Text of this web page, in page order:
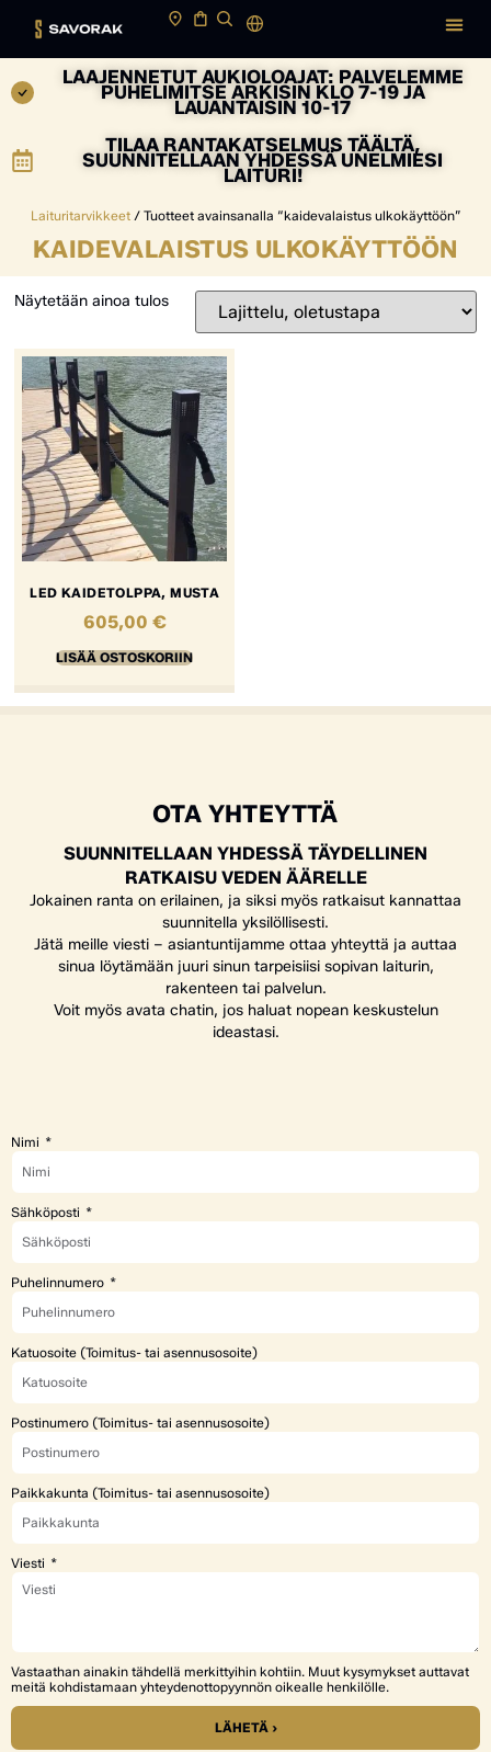
LAAJENNETUT AUKIOLOAJAT: PALVELEMME
PUHELIMITSE ARKISIN KLO 7-19 JA
LAUANTAISIN 10-17
TILAA RANTAKATSELMUS TÄÄLTÄ,
SUUNNITELLAAN YHDESSÄ UNELMIESI
LAITURI!
Laituritarvikkeet/ Tuotteet avainsanalla “kaidevalaistus ulkokäyttöön”
KAIDEVALAISTUS ULKOKÄYTTÖÖN
Näytetään ainoa tulos
LED KAIDETOLPPA, MUSTA
605,00 €
LISÄÄ OSTOSKORIIN
OTA YHTEYTTÄ
SUUNNITELLAAN YHDESSÄ TÄYDELLINEN
RATKAISU VEDEN ÄÄRELLE
Jokainen ranta on erilainen, ja siksi myös ratkaisut kannattaa
suunnitella yksilöllisesti.
Jätä meille viesti – asiantuntijamme ottaa yhteyttä ja auttaa
sinua löytämään juuri sinun tarpeisiisi sopivan laiturin,
rakenteen tai palvelun.
Voit myös avata chatin, jos haluat nopean keskustelun
ideastasi.
Nimi
Sähköposti
Puhelinnumero
Katuosoite (Toimitus- tai asennusosoite)
Postinumero (Toimitus- tai asennusosoite)
Paikkakunta (Toimitus- tai asennusosoite)
Viesti
Vastaathan ainakin tähdellä merkittyihin kohtiin. Muut kysymykset auttavat
meitä kohdistamaan yhteydenottopyynnön oikealle henkilölle.
LÄHETÄ ›